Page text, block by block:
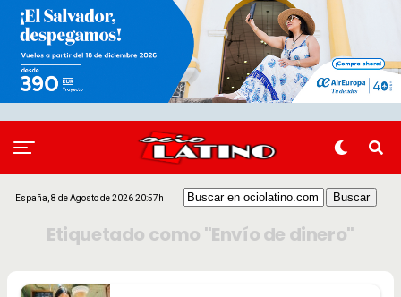
España, 8 de Agosto de 2026 20:57h
Etiquetado como "Envío de dinero"